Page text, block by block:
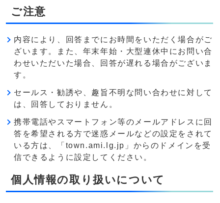
ご注意
内容により、回答までにお時間をいただく場合がご
ざいます。また、年末年始・大型連休中にお問い合
わせいただいた場合、回答が遅れる場合がございま
す。
セールス・勧誘や、趣旨不明な問い合わせに対して
は、回答しておりません。
携帯電話やスマートフォン等のメールアドレスに回
答を希望される方で迷惑メールなどの設定をされて
いる方は、「town.ami.lg.jp」からのドメインを受
信できるように設定してください。
個人情報の取り扱いについて